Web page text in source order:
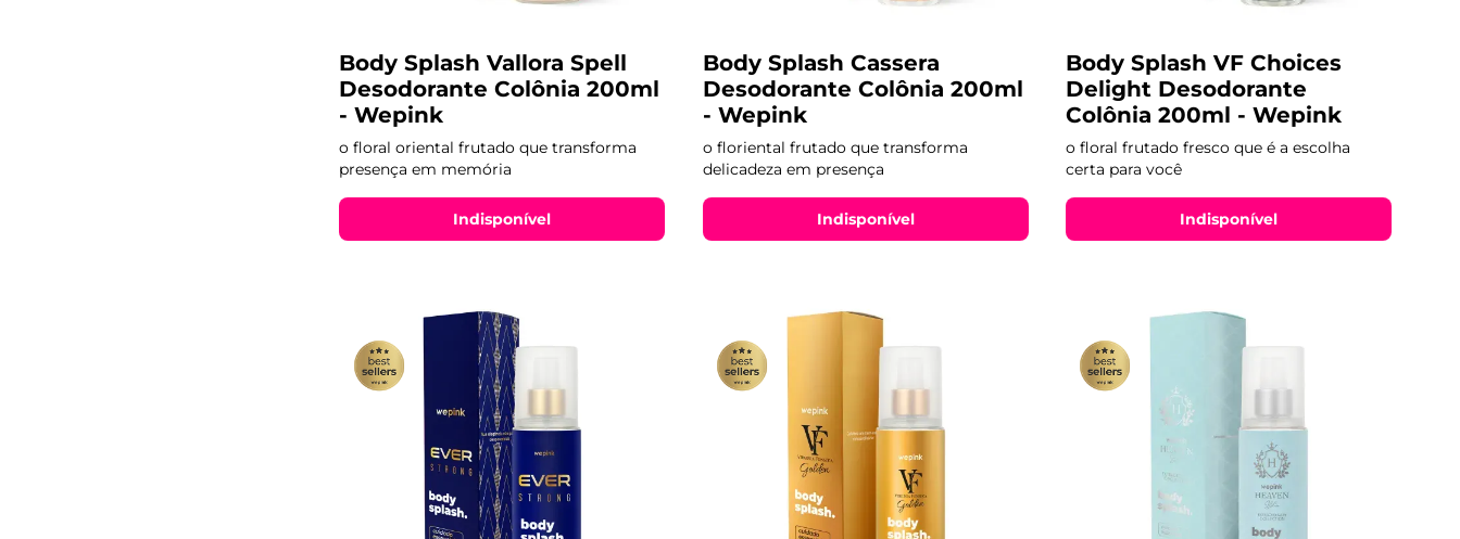
Body Splash Vallora Spell
Desodorante Colônia 200ml
- Wepink
o floral oriental frutado que transforma
presença em memória
Indisponível
Body Splash Cassera
Desodorante Colônia 200ml
- Wepink
o floriental frutado que transforma
delicadeza em presença
Indisponível
Body Splash VF Choices
Delight Desodorante
Colônia 200ml - Wepink
o floral frutado fresco que é a escolha
certa para você
Indisponível